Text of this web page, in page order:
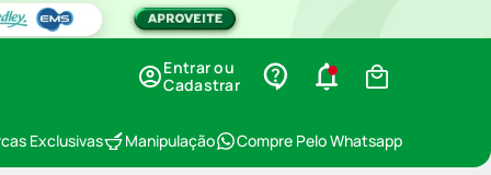
Entrar ou
Cadastrar
Exclusivas Manipulação Compre Pelo Whatsapp